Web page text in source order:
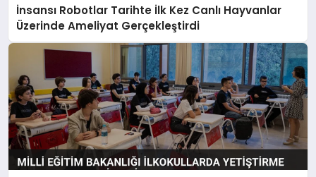
İnsansı Robotlar Tarihte İlk Kez Canlı Hayvanlar
Üzerinde Ameliyat Gerçekleştirdi